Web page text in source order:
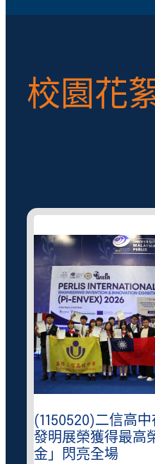
校園花
(1150520)二信高
發明展榮獲得最高
金」閃亮全場